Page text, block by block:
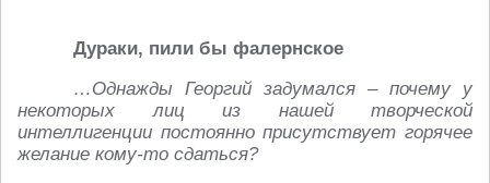
Дураки, пили бы фалернское
…Однажды Георгий задумался – почему у
некоторых лиц из нашей творческой
интеллигенции постоянно присутствует горячее
желание кому-то сдаться?